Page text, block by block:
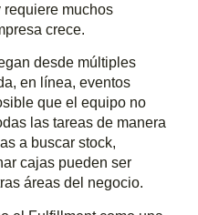
requiere muchos
crece.
desde múltiples
en línea, eventos
que el equipo no
las tareas de manera
a buscar stock,
cajas pueden ser
áreas del negocio.